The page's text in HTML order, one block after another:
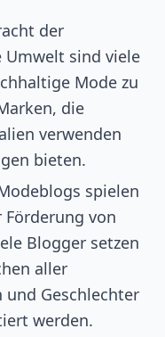
der
Umwelt sind viele
Mode zu
die
verwenden
bieten.
spielen
von
Blogger setzen
aller
Geschlechter
werden.